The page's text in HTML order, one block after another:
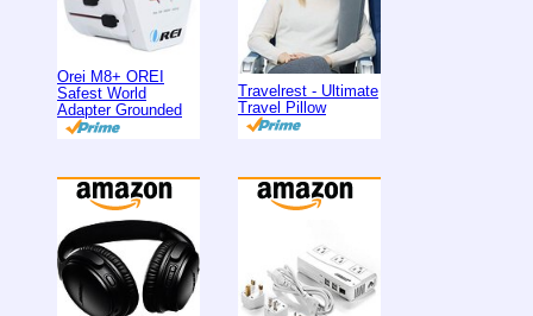
Orei M8+ OREI
Safest World
Adapter Grounded
Travelrest - Ultimate
Travel Pillow